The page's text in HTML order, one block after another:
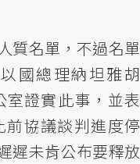
質名單，不過名單
國總理納坦雅胡
室證實此事，並表
協議談判進度停
遲未肯公布要釋放